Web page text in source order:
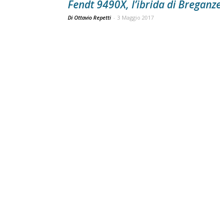
Fendt 9490X, l’ibrida di
Di Ottavio Repetti - 3 Maggio 2017